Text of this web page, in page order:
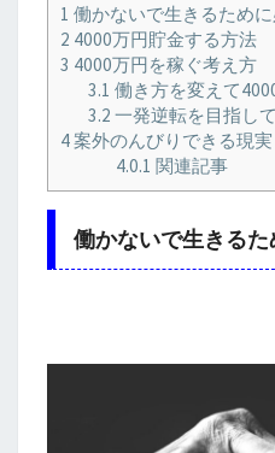
1 働かないで生きるため
2 4000万円貯金する方法
3 4000万円を稼ぐ考え方
3.1 働き方を変えて
3.2 一発逆転を目指し
4案外のんびりできる現実
4.0.1 関連記事
働かないで生きる